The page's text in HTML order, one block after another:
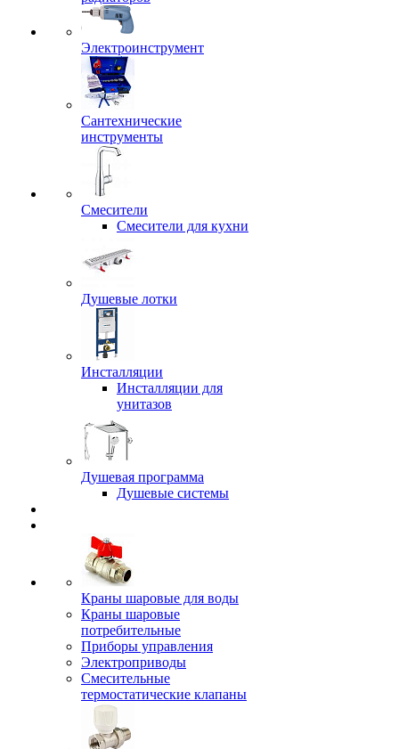
Электроинструмент
Сантехнические
инструменты
Смесители
Смесители для кухни
Душевые лотки
Инсталляции
Инсталляции для
унитазов
Душевая программа
Душевые системы
Краны шаровые для воды
Краны шаровые
потребительные
Приборы управления
Электроприводы
Смесительные
термостатические клапаны